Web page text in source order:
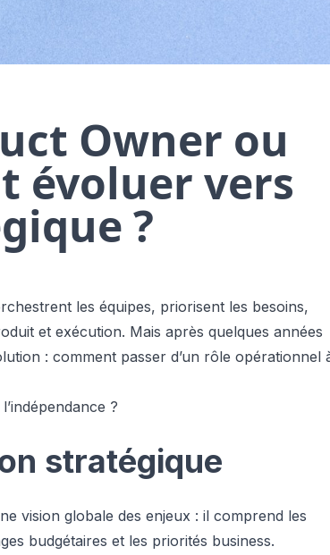
Owner ou
évoluer vers
?
les équipes, priorisent les besoins,
et exécution. Mais après quelques années
: comment passer d’un rôle opérationnel
?
stratégique
vision globale des enjeux : il comprend les
budgétaires et les priorités business.